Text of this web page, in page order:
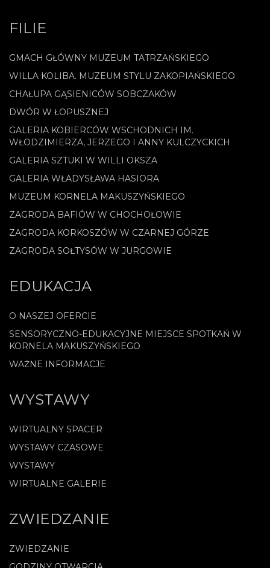
FILIE
GMACH GŁÓWNY MUZEUM TATRZAŃSKIEGO
WILLA KOLIBA. MUZEUM STYLU ZAKOPIAŃSKIEGO
CHAŁUPA GĄSIENICÓW SOBCZAKÓW
DWÓR W ŁOPUSZNEJ
GALERIA KOBIERCÓW WSCHODNICH IM.
WŁODZIMIERZA, JERZEGO I ANNY KULCZYCKICH
GALERIA SZTUKI W WILLI OKSZA
GALERIA WŁADYSŁAWA HASIORA
MUZEUM KORNELA MAKUSZYŃSKIEGO
ZAGRODA BAFIÓW W CHOCHOŁOWIE
ZAGRODA KORKOSZÓW W CZARNEJ GÓRZE
ZAGRODA SOŁTYSÓW W JURGOWIE
EDUKACJA
O NASZEJ OFERCIE
SENSORYCZNO-EDUKACYJNE MIEJSCE SPOTKAŃ W
KORNELA MAKUSZYŃSKIEGO
WAŻNE INFORMACJE
WYSTAWY
WIRTUALNY SPACER
WYSTAWY CZASOWE
WYSTAWY
WIRTUALNE GALERIE
ZWIEDZANIE
ZWIEDZANIE